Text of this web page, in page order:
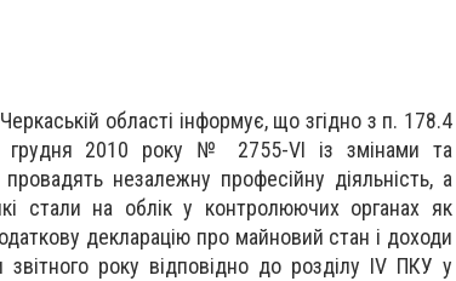
області інформує, що згідно з п. 178.4
грудня 2010 року № 2755-VI із змінами та
незалежну професійну діяльність, а
стали на облік у контролюючих органах як
декларацію про майновий стан і доходи
року відповідно до розділу IV ПКУ у